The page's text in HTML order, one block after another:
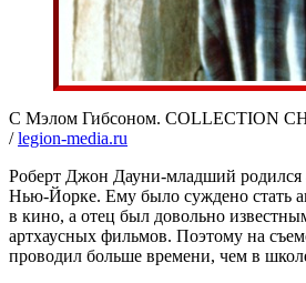
С Мэлом Гибсоном. COLLECTION
/legion-media.ru
Роберт Джон Дауни-младший родился
Нью-Йорке. Ему было суждено стать
в кино, а отец был довольно
артхаусных фильмов. Поэтому на
проводил больше времени, чем в